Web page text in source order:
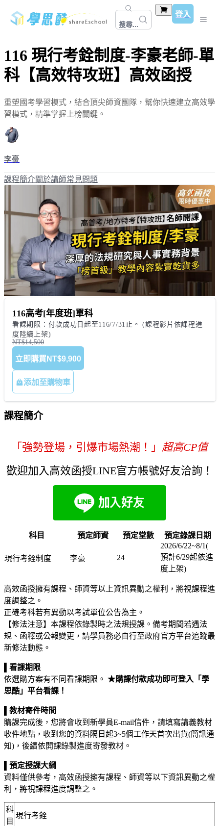
搜尋...
登入
116 現行考銓制度-李豪老師-單
科【高效特攻班】高效函授
重塑國考學習模式，結合頂尖師資團隊，幫你快速建立高效學
習模式，精準掌握上榜關鍵。
李豪
課程簡介關於講師常見問題
116高考[年度班]單科
看課期限：付款成功日起至116/7/31止。 (課程影片依課程進
度陸續上架)
NT$14,500
立即購買 NT$9,900
添加至購物車
課程簡介
「強勢登場，引爆市場熱潮！」 超高CP值
歡迎加入高效函授LINE官方帳號好友洽詢！
科目 預定師資 預定堂數 預定錄課日期
現行考銓制度 李豪 24
2026/6/22~8/1(
預計6/29起依進
度上架)
高效函授擁有課程、師資等以上資訊異動之權利，將視課程進
度調整之。
正確考科若有異動以考試單位公告為主。
【修法注意】本課程依錄製時之法規授課。備考期間若遇法
規、函釋或公報變更，請學員務必自行至政府官方平台追蹤最
新修法動態。
看課期限
依選購方案有不同看課期限。 ★購課付款成功即可登入「學
思酷」平台看課！
教材寄件時間
購課完成後，您將會收到新學員E-mail信件，請填寫講義教材
收件地點，收到您的資料隔日起3~5個工作天首次出貨(簡訊通
知)，後續依開課錄製進度寄發教材。
預定授課大綱
資料僅供參考，高效函授擁有課程、師資等以下資訊異動之權
利，將視課程進度調整之。
科
目
現行考銓